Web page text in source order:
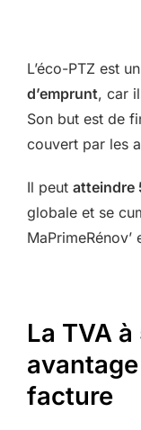
L’éco-PTZ est un
d’emprunt, car
Son but est de
couvert par les
Il peut atteindre
globale et se
MaPrimeRénov’
La TVA
facture